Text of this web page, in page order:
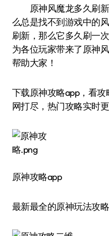
原神风魔龙多久刷新一次？很多小伙伴好奇怎
么总是找不到游戏中的
刷新，那么它多久刷一
为各位玩家带来了原神
帮助大家！
下载原神攻略app，看
网打尽，热门攻略实时
原神攻略app
最新最全的原神玩法攻